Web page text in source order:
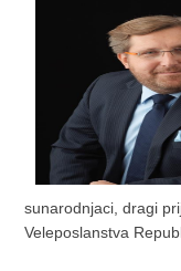
sunarodnjaci, dragi
Veleposlanstva